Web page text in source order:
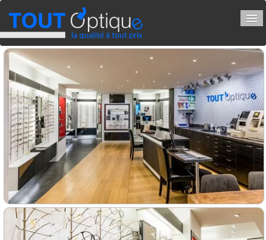
ACCUEIL
VOTRE VISION
BLOG ET NEWS
CONTACT